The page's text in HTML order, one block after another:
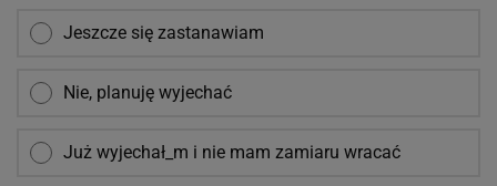
Jeszcze się zastanawiam
Nie, planuję wyjechać
Już wyjechał_m i nie mam zamiaru wracać